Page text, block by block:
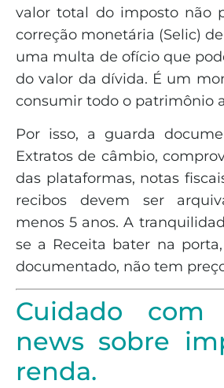
valor total do imposto não
correção monetária (Selic)
uma multa de ofício que
do valor da dívida. É um
consumir todo o patrimônio
Por isso, a guarda
Extratos de câmbio,
das plataformas, notas
recibos devem ser
menos 5 anos. A
se a Receita bater na
documentado, não tem
Cuidado
news sobre
renda.